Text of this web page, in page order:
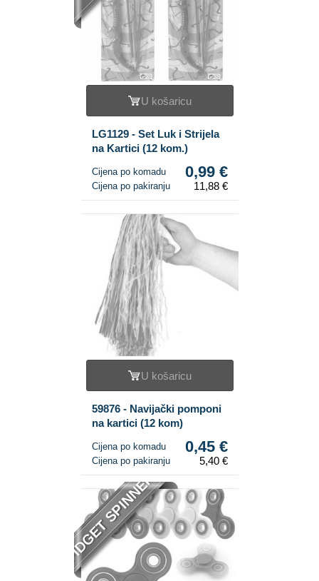
U košaricu
LG1129 - Set Luk i Strijela
na Kartici (12 kom.)
Cijena po komadu 0,99 €
Cijena po pakiranju 11,88 €
U košaricu
59876 - Navijački pomponi
na kartici (12 kom)
Cijena po komadu 0,45 €
Cijena po pakiranju 5,40 €
FIDGET SPINNER